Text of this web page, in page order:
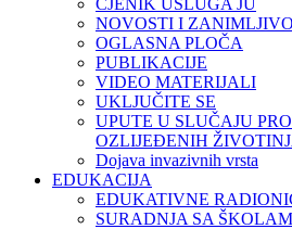
CJENIK USLUGA JU
NOVOSTI I
OGLASNA PLOČA
PUBLIKACIJE
VIDEO MATERIJALI
UKLJUČITE SE
UPUTE U SLUČAJU
OZLIJEĐENIH
Dojava invazivnih vrsta
EDUKACIJA
EDUKATIVNE
SURADNJA SA